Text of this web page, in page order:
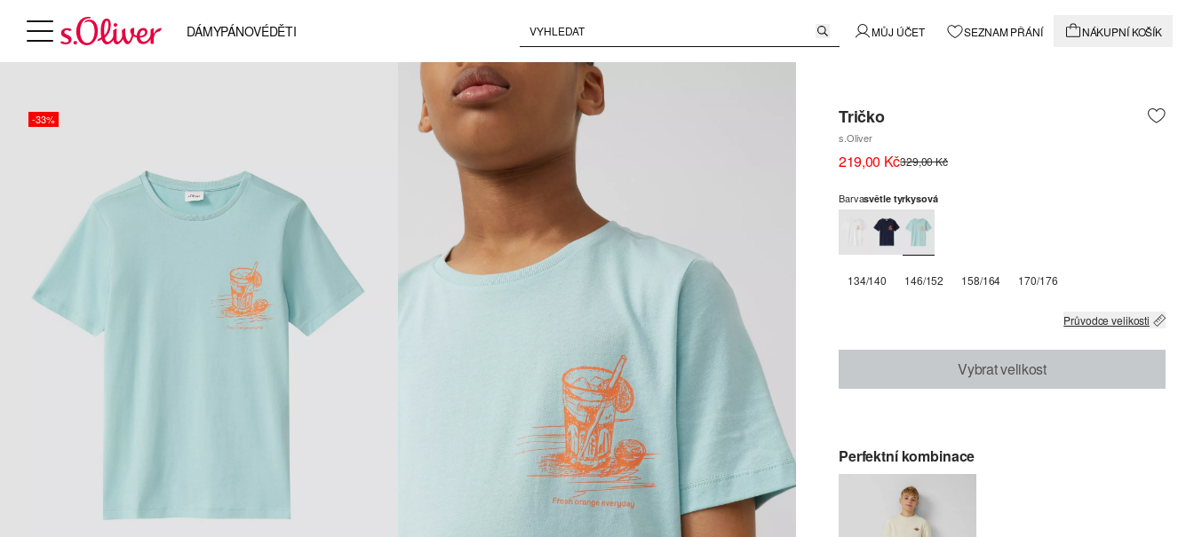
DÁMYPÁNOVÉDĚTI MŮJ ÚČET SEZNAM PŘÁNÍ NÁKUPNÍ KOŠÍK
-33% Tričko
s.Oliver
219,00 Kč329,00 Kč
Barvasvětle tyrkysová
134/140 146/152 158/164 170/176
Průvodce velikosti
Vybrat velikost
Perfektní kombinace